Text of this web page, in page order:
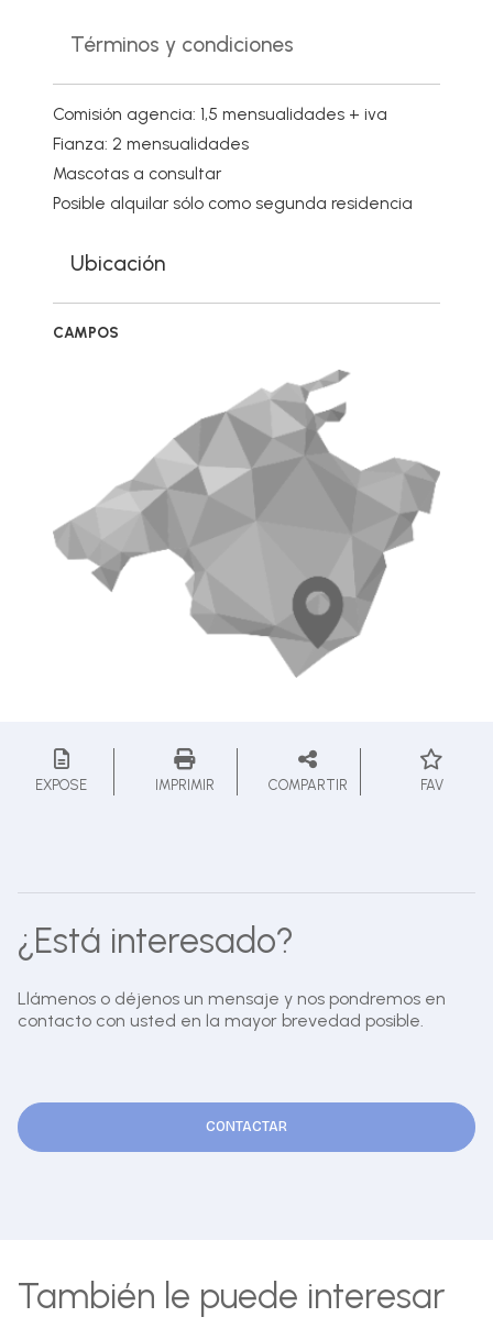
Términos y condiciones
Comisión agencia: 1,5 mensualidades + iva
Fianza: 2 mensualidades
Mascotas a consultar
Posible alquilar sólo como segunda residencia
Ubicación
CAMPOS
EXPOSE IMPRIMIR COMPARTIR FAV
¿Está interesado?
Llámenos o déjenos un mensaje y nos pondremos en
contacto con usted en la mayor brevedad posible.
CONTACTAR
También le puede interesar